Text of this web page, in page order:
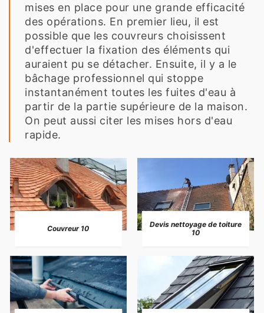
mises en place pour une grande efficacité
des opérations. En premier lieu, il est
possible que les couvreurs choisissent
d'effectuer la fixation des éléments qui
auraient pu se détacher. Ensuite, il y a le
bâchage professionnel qui stoppe
instantanément toutes les fuites d'eau à
partir de la partie supérieure de la maison.
On peut aussi citer les mises hors d'eau
rapide.
Couvreur 10
Devis nettoyage de toiture
10